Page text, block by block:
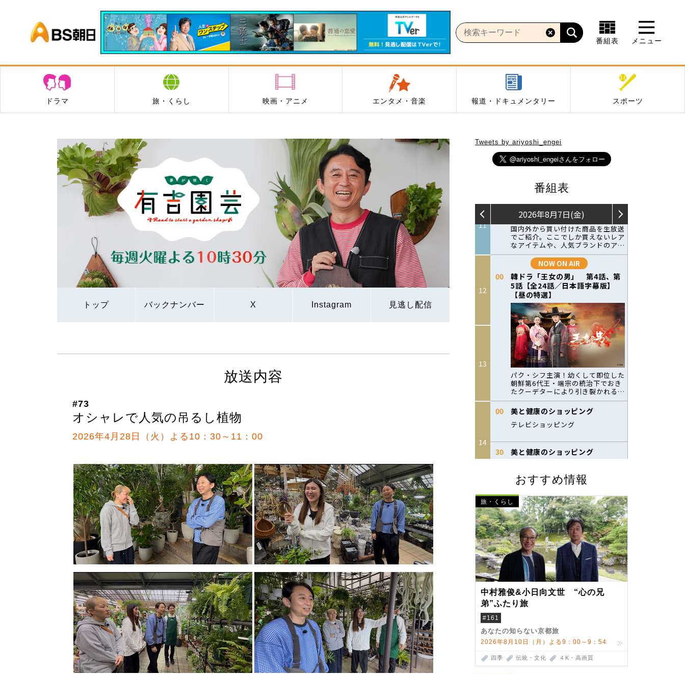
BS朝日
番組表 メニュー
ドラマ 旅・くらし 映画・アニメ エンタメ・音楽 報道・ドキュメンタリー スポーツ
トップ バックナンバー X Instagram 見逃し配信
Tweets by ariyoshi_engei
番組表
おすすめ情報
旅・くらし
中村雅俊&小日向文世 “心の兄
弟”ふたり旅
#161
あなたの知らない京都旅
2026年8月10日（月）よる9：00～9：54
四季 伝統・文化 ４K・高画質
放送内容
#73
オシャレで人気の吊るし植物
2026年4月28日（火）よる10：30～11：00